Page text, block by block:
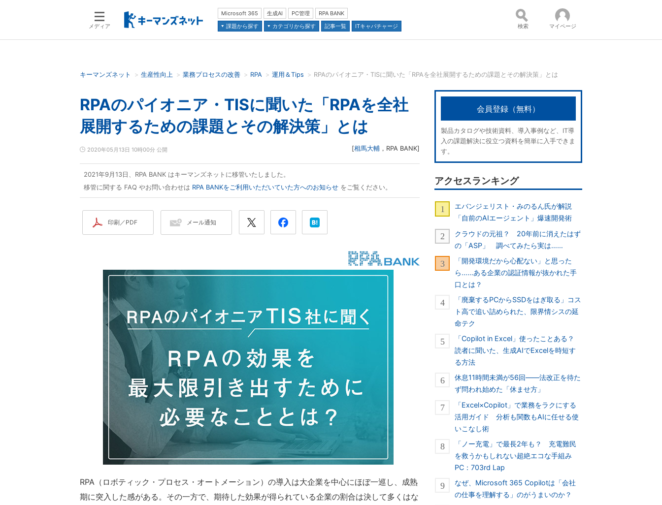
メディア
Microsoft 365 生成AI PC管理
RPA BANK
課題から探す
カテゴリから探す 記事一覧 ITキャパチャージ
検索語を入力してください コンテンツ：
並び順：
検索 マイページ
キーマンズネット 生産性向上 業務プロセスの改善 RPA 運用＆Tips RPAのパイオニア・TISに聞いた「RPAを全社展開するための課題とその解決策」とは
RPAのパイオニア・TISに聞いた「RPAを全社
展開するための課題とその解決策」とは
2020年05月13日 10時00分 公開 [相馬大輔 ， RPA BANK]
2021年9月13日、RPA BANK はキーマンズネットに移管いたしました。
移管に関する FAQ やお問い合わせは RPA BANKをご利用いただいていた方へのお知らせ をご覧ください。
印刷／PDF メール通知
RPA（ロボティック・プロセス・オートメーション）の導入は大企業を中心にほぼ一巡し、成熟
期に突入した感がある。その一方で、期待した効果が得られている企業の割合は決して多くはな
会員登録（無料）
製品カタログや技術資料、導入事例など、IT導
入の課題解決に役立つ資料を簡単に入手できま
す。
アクセスランキング
エバンジェリスト・みのるん氏が解説
「自前のAIエージェント」爆速開発術
クラウドの元祖？ 20年前に消えたはず
の「ASP」 調べてみたら実は……
「開発環境だから心配ない」と思った
ら……ある企業の認証情報が抜かれた手
口とは？
「廃棄するPCからSSDをはぎ取る」コス
ト高で追い詰められた、限界情シスの延
命テク
「Copilot in Excel」使ったことある？
読者に聞いた、生成AIでExcelを時短す
る方法
休息11時間未満が56回――法改正を待た
ず問われ始めた「休ませ方」
「Excel×Copilot」で業務をラクにする
活用ガイド 分析も関数もAIに任せる使
いこなし術
「ノー充電」で最長2年も？ 充電難民
を救うかもしれない超絶エコな手組み
PC：703rd Lap
なぜ、Microsoft 365 Copilotは「会社
の仕事を理解する」のがうまいのか？